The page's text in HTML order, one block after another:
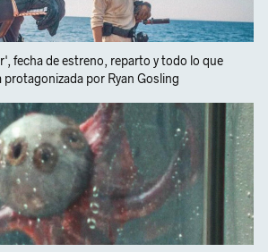
fecha de estreno, reparto y todo lo que
protagonizada por Ryan Gosling